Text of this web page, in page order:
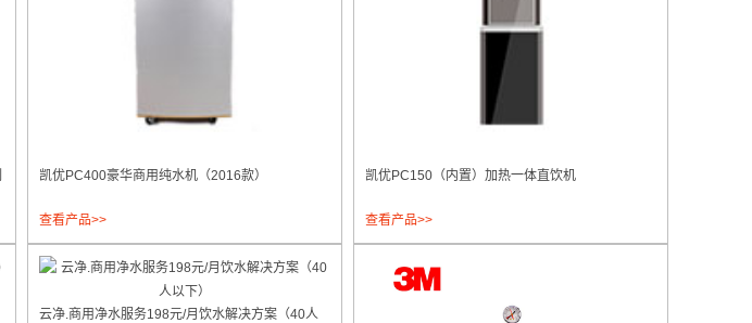
凯优PC400豪华商用纯水机（2016款）
查看产品>>
凯优PC150（内置）加热一体直饮机
查看产品>>
云净.商用净水服务198元/月饮水解决方案（40人